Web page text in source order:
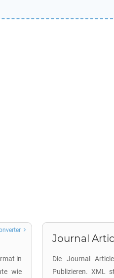
in
wie
Journal
Die Journal
Publizieren. XML